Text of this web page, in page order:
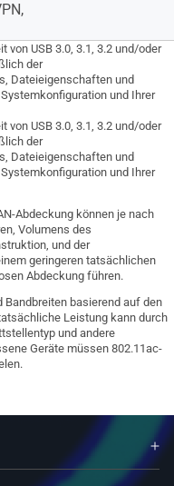
USB 3.0, 3.1, 3.2 und/oder
der
Dateieigenschaften und
und Ihrer
USB 3.0, 3.1, 3.2 und/oder
der
Dateieigenschaften und
und Ihrer
Abdeckung können je nach
Volumens des
und der
geringeren tatsächlichen
Abdeckung führen.
basierend auf den
Leistung kann durch
und andere
Geräte müssen 802.11ac-